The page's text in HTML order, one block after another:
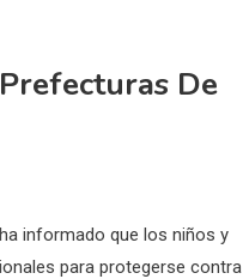
De
informado que los niños y
para protegerse contra